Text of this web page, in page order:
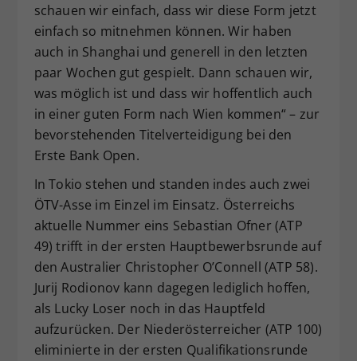
schauen wir einfach, dass wir diese Form jetzt
einfach so mitnehmen können. Wir haben
auch in Shanghai und generell in den letzten
paar Wochen gut gespielt. Dann schauen wir,
was möglich ist und dass wir hoffentlich auch
in einer guten Form nach Wien kommen“ – zur
bevorstehenden Titelverteidigung bei den
Erste Bank Open.
In Tokio stehen und standen indes auch zwei
ÖTV-Asse im Einzel im Einsatz. Österreichs
aktuelle Nummer eins Sebastian Ofner (ATP
49) trifft in der ersten Hauptbewerbsrunde auf
den Australier Christopher O’Connell (ATP 58).
Jurij Rodionov kann dagegen lediglich hoffen,
als Lucky Loser noch in das Hauptfeld
aufzurücken. Der Niederösterreicher (ATP 100)
eliminierte in der ersten Qualifikationsrunde